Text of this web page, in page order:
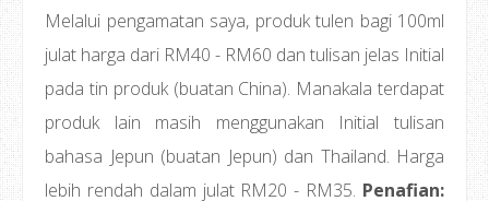
Melalui pengamatan saya, produk tulen bagi 100ml
julat harga dari RM40 - RM60 dan tulisan jelas Initial
pada tin produk (buatan China). Manakala terdapat
produk lain masih menggunakan Initial tulisan
bahasa Jepun (buatan Jepun) dan Thailand. Harga
lebih rendah dalam julat RM20 - RM35. Penafian: